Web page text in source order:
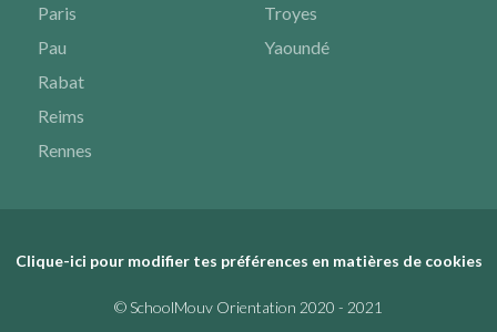
Paris
Pau
Rabat
Reims
Rennes
Troyes
Yaoundé
Clique-ici pour modifier tes préférences en matières de cookies
© SchoolMouv Orientation 2020 - 2021